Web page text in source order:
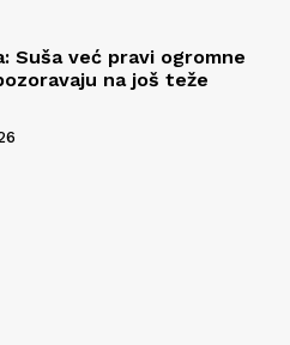
Suša već pravi ogromne
na još teže